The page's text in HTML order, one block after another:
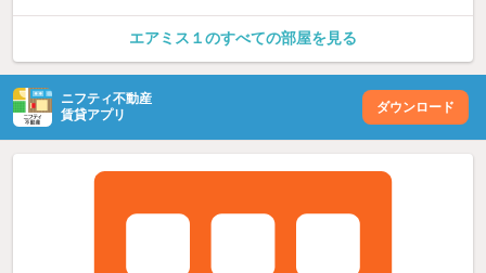
エアミス１のすべての部屋を見る
ニフティ不動産
賃貸アプリ
ダウンロード